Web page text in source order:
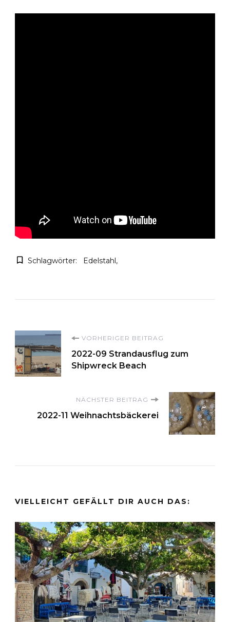
Schlagwörter: Edelstahl
Beitragsnavigation
VORHERIGER BEITRAG
2022-09 Strandausflug zum
Shipwreck Beach
NÄCHSTER BEITRAG
2022-11 Weihnachtsbäckerei
VIELLEICHT GEFÄLLT DIR AUCH DAS: